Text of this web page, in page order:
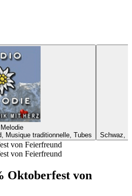
Musique traditionnelle, Tubes
Schwaz,
von Feierfreund
von Feierfreund
Oktoberfest von